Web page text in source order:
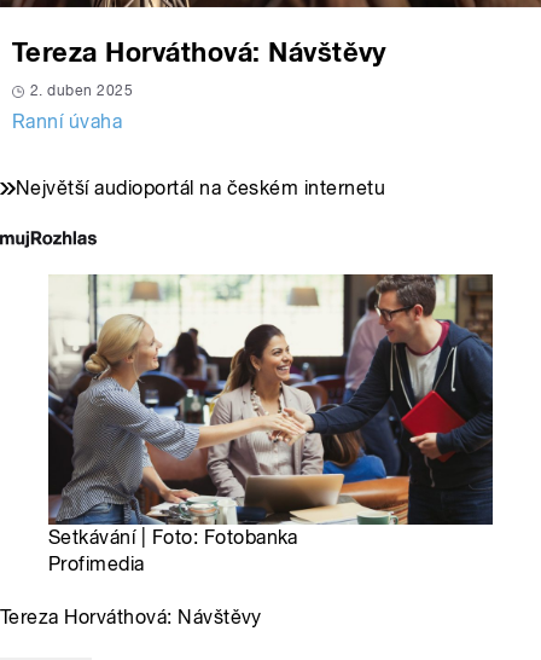
Tereza Horváthová: Návštěvy
2. duben 2025
Ranní úvaha
Největší audioportál na českém internetu
Setkávání | Foto: Fotobanka
Profimedia
Tereza Horváthová: Návštěvy